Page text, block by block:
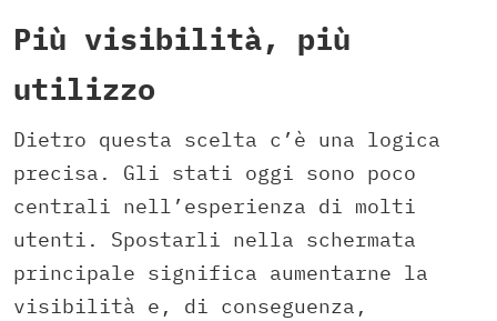
Più visibilità, più
utilizzo
Dietro questa scelta c’è una logica
precisa. Gli stati oggi sono poco
centrali nell’esperienza di molti
utenti. Spostarli nella schermata
principale significa aumentarne la
visibilità e, di conseguenza,